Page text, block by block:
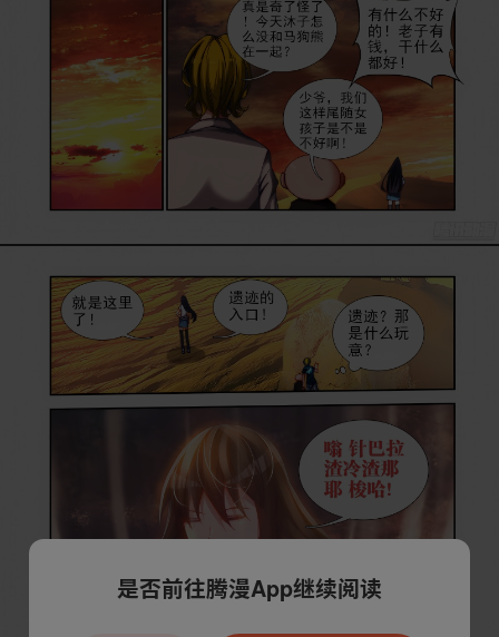
是否前往腾漫App继续阅读